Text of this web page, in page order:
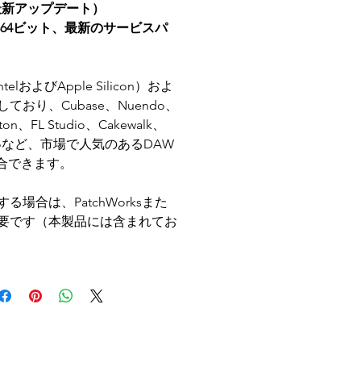
アップデート）
ビット、最新のサービスパ
およびApple Silicon）およ
ており、Cubase、Nuendo、
、FL Studio、Cakewalk、
ど、市場で人気のあるDAW
きます。
る場合は、PatchWorksまた
です（本製品には含まれてお